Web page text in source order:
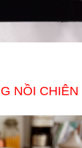
NỒI CHIÊN